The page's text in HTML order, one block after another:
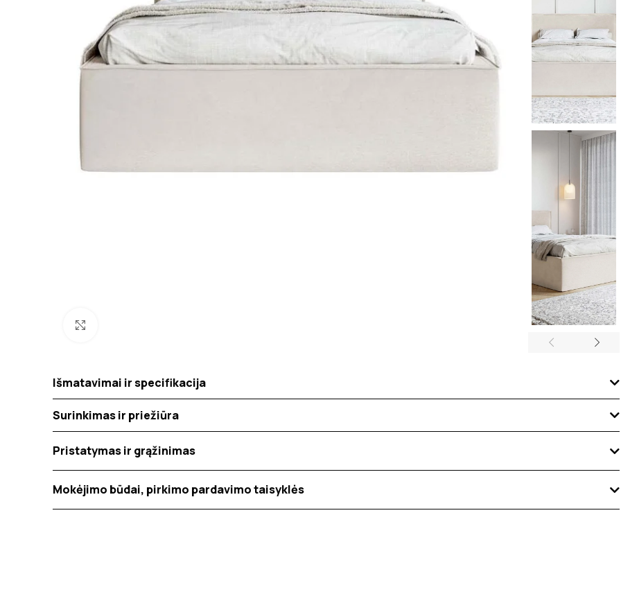
Išmatavimai ir specifikacija
Surinkimas ir priežiūra
Pristatymas ir grąžinimas
Mokėjimo būdai, pirkimo pardavimo taisyklės